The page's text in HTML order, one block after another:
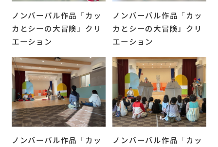
ノンバーバル作品「カッ
カとシーの大冒険」クリ
エーション
ノンバーバル作品「カッ
カとシーの大冒険」クリ
エーション
ノンバーバル作品「カッ
ノンバーバル作品「カッ